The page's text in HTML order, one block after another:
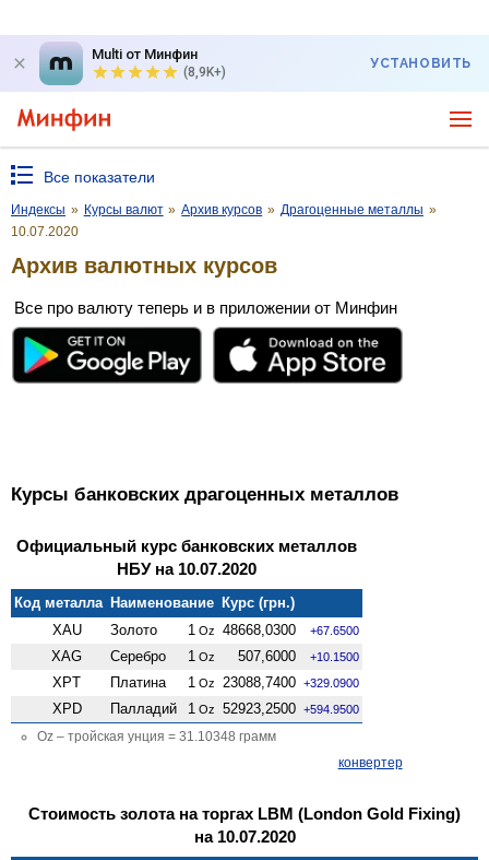
Multi от Минфин
(8,9K+)
УСТАНОВИТЬ
Все показатели
Индексы » Курсы валют » Архив курсов » Драгоценные металлы »
10.07.2020
Архив валютных курсов
Все про валюту теперь и в приложении от Минфин
Курсы банковских драгоценных металлов
Официальный курс банковских металлов
НБУ на 10.07.2020
Код металла Наименование Курс (грн.)
XAU
Золото 1 Oz 48668,0300 +67.6500
XAG Серебро 1 Oz 507,6000 +10.1500
XPT Платина 1 Oz 23088,7400 +329.0900
XPD Палладий 1 Oz 52923,2500 +594.9500
Oz – тройская унция = 31.10348 грамм
конвертер
Стоимость золота на торгах LBM (London Gold Fixing)
на 10.07.2020